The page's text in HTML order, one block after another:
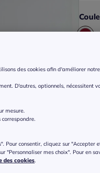
42
des cookies afin d'améliorer
D'autres, optionnels, nécessitent
mesure.
Pour consentir, cliquez sur "Accepter
"Personnaliser mes choix". Pour en
des cookies.